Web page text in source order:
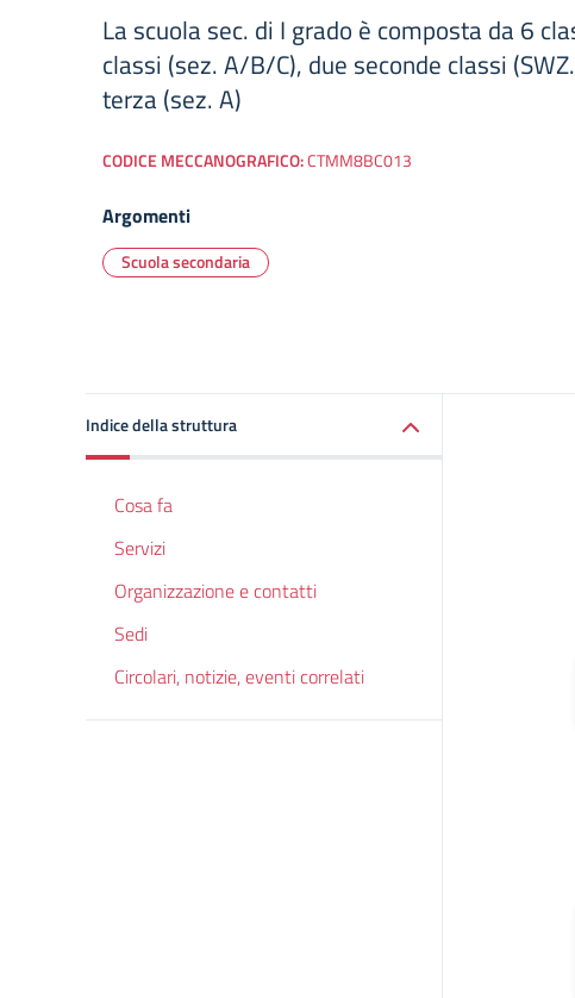
La scuola sec. di I grado è composta da 6
classi (sez. A/B/C), due seconde classi
terza (sez. A)
CODICE MECCANOGRAFICO:CTMM8BC013
Argomenti
Scuola secondaria
Indice della struttura
Cosa fa
Servizi
Organizzazione e contatti
Sedi
Circolari, notizie, eventi correlati